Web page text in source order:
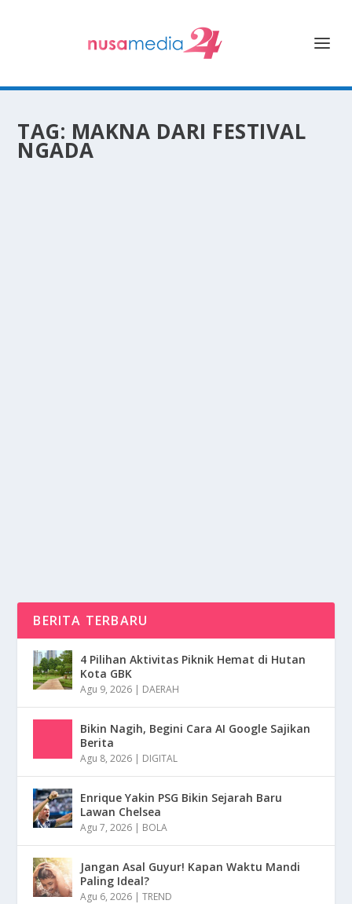
TAG: MAKNA DARI FESTIVAL
NGADA
BERITA TERBARU
4 Pilihan Aktivitas Piknik Hemat di Hutan
Kota GBK
Agu 9, 2026 | DAERAH
Bikin Nagih, Begini Cara AI Google Sajikan
Berita
Agu 8, 2026 | DIGITAL
Enrique Yakin PSG Bikin Sejarah Baru
Lawan Chelsea
Agu 7, 2026 | BOLA
Jangan Asal Guyur! Kapan Waktu Mandi
Paling Ideal?
Agu 6, 2026 |TREND